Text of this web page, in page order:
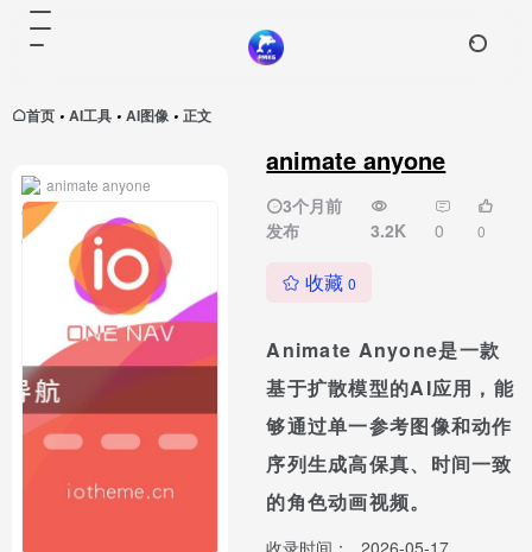
首页 • AI工具 • AI图像 • 正文
animate anyone
3个月前
发布
3.2K 0 0
收藏0
Animate Anyone是一款
基于扩散模型的AI应用，能
够通过单一参考图像和动作
序列生成高保真、时间一致
的角色动画视频。
收录时间： 2026-05-17
animate anyone